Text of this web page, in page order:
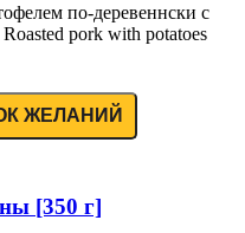
по-деревеннски с
pork with potatoes
ЖЕЛАНИЙ
[350 г]